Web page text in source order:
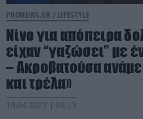
PRONEWS.GR / LIFESTYLE
Νίνο για απόπειρα
είχαν “γαζώσει” με
– Ακροβατούσα
και τρέλα»
19.04.2023 | 08:23